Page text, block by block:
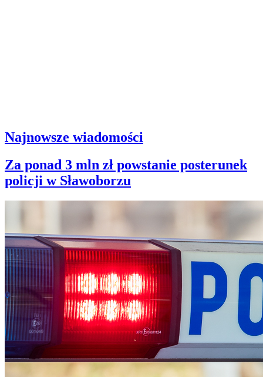
Najnowsze wiadomości
Za ponad 3 mln zł powstanie posterunek
policji w Sławoborzu